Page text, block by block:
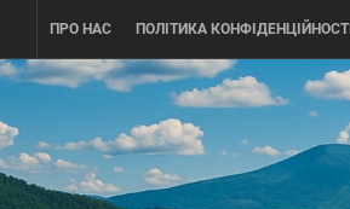
content
ПРО НАС ПОЛІТИКА КОНФІДЕНЦІЙНОСТІ